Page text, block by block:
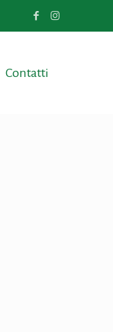
Contatti